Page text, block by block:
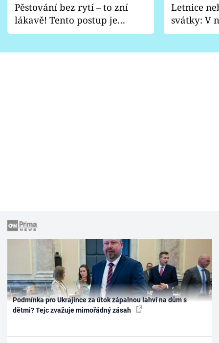
Pěstování bez rytí – to zní
lákavě! Tento postup je
vhodný jen pro některé
Letnice
svátky: V
pondělí
Podmínka pro Ukrajince za útok zápalnou lahví na dům s
dětmi? Tejc zvažuje mimořádný zásah